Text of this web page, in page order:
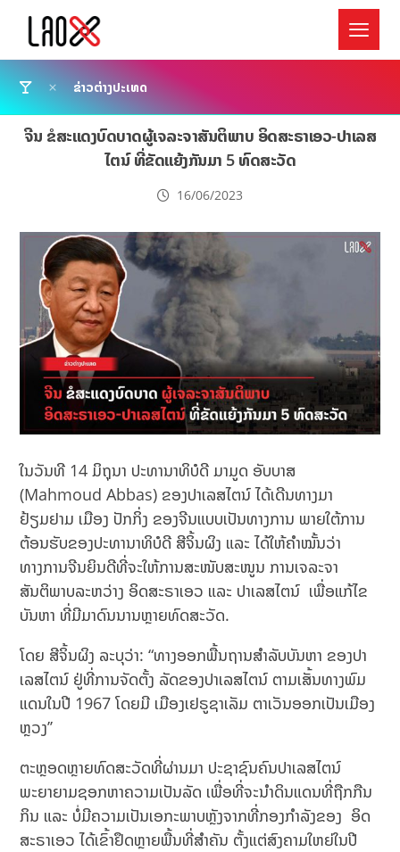
ຂ່າວຕ່າງປະເທດ
ຈີນ ຂໍສະແດງບົດບາດຜູ້ເຈລະຈາສັນຕິພາບ ອິດສະຣາເອວ-ປາເລສ
ໄຕນ໌ ທີ່ຂັດແຍ້ງກັນມາ 5 ທົດສະວັດ
16/06/2023
ໃນວັນທີ 14 ມິຖຸນາ ປະທານາທິບໍດີ ມາມູດ ອັບບາສ
(Mahmoud Abbas) ຂອງປາເລສໄຕນ໌ ໄດ້ເດີນທາງມາ
ຢ້ຽມຢາມ ເມືອງ ປັກກິ່ງ ຂອງຈີນແບບເປັນທາງການ ພາຍໃຕ້ການ
ຕ້ອນຮັບຂອງປະທານາທິບໍດີ ສີຈິ້ນຜິງ ແລະ ໄດ້ໃຫ້ຄຳໝັ້ນວ່າ
ທາງການຈີນຍິນດີທີ່ຈະໃຫ້ການສະໜັບສະໜູນ ການເຈລະຈາ
ສັນຕິພາບລະຫວ່າງ ອິດສະຣາເອວ ແລະ ປາເລສໄຕນ໌ ເພື່ອແກ້ໄຂ
ບັນຫາ ທີ່ມີມາດົນນານຫຼາຍທົດສະວັດ.
ໂດຍ ສີຈິ້ນຜິງ ລະບຸວ່າ: “ທາງອອກພື້ນຖານສໍາລັບບັນຫາ ຂອງປາ
ເລສໄຕນ໌ ຢູ່ທີ່ການຈັດຕັ້ງ ລັດຂອງປາເລສໄຕນ໌ ຕາມເສັ້ນທາງພົມ
ແດນໃນປີ 1967 ໂດຍມີ ເມືອງເຢຣູຊາເລັມ ຕາເວັນອອກເປັນເມືອງ
ຫຼວງ’’
ຕະຫຼອດຫຼາຍທົດສະວັດທີ່ຜ່ານມາ ປະຊາຊົນຄົນປາເລສໄຕນ໌
ພະຍາຍາມຊອກຫາຄວາມເປັນລັດ ເພື່ອທີ່ຈະນໍາດິນແດນທີ່ຖືກກືນ
ກິນ ແລະ ບໍ່ມີຄວາມເປັນເອກະພາບຫຼັງຈາກທີ່ກອງກໍາລັງຂອງ ອິດ
ສະຣາເອວ ໄດ້ເຂົ້າຢຶດຫຼາຍພື້ນທີ່ສໍາຄັນ ຕັ້ງແຕ່ສົງຄາມໃຫຍ່ໃນປີ